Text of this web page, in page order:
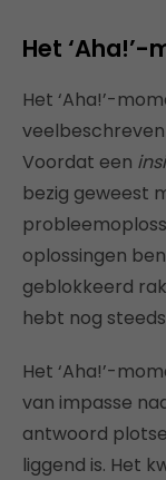
Het
Het ‘Aha!’-
Voordat een
bezig geweest
oplossingen
geblokkeerd
hebt nog
Het ‘Aha!’-
van impasse
antwoord
liggend is. Het